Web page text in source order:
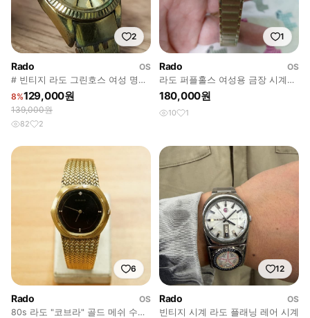
2
Rado
OS
# 빈티지 라도 그린호스 여성 명품
오토매틱 시계 급처 / 레트로 시계
8%129,000원
139,000원
82 2
1
Rado
OS
라도 퍼플홀스 여성용 금장 시계입
니다.
180,000원
10 1
6
Rado
OS
80s 라도 "코브라" 골드 메쉬 수동
12
Rado
OS
빈티지 시계 라도 플래닝 레어 시계